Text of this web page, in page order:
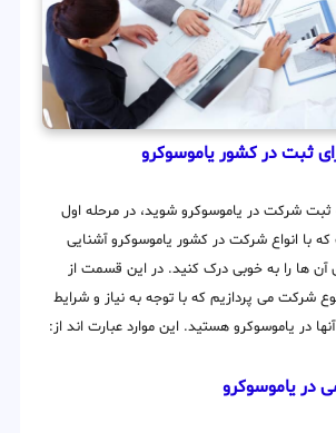
ثبت در کشور یاموسوکرو
ثبت شرکت در یاموسوکرو شوید، در مرحله اول
با انواع شرکت در کشور یاموسوکرو آشنایی
آن ها را به خوبی درک کنید. در این قسمت از
به معرفی 6 توع شرکت می پردازیم که با توجه به نیاز و شرایط
در یاموسوکرو هستید. این موارد عبارت اند از:
یاموسوکرو